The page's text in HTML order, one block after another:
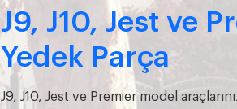
J9, J10, Jest ve
Yedek Parça
J9, J10, Jest ve Premier model